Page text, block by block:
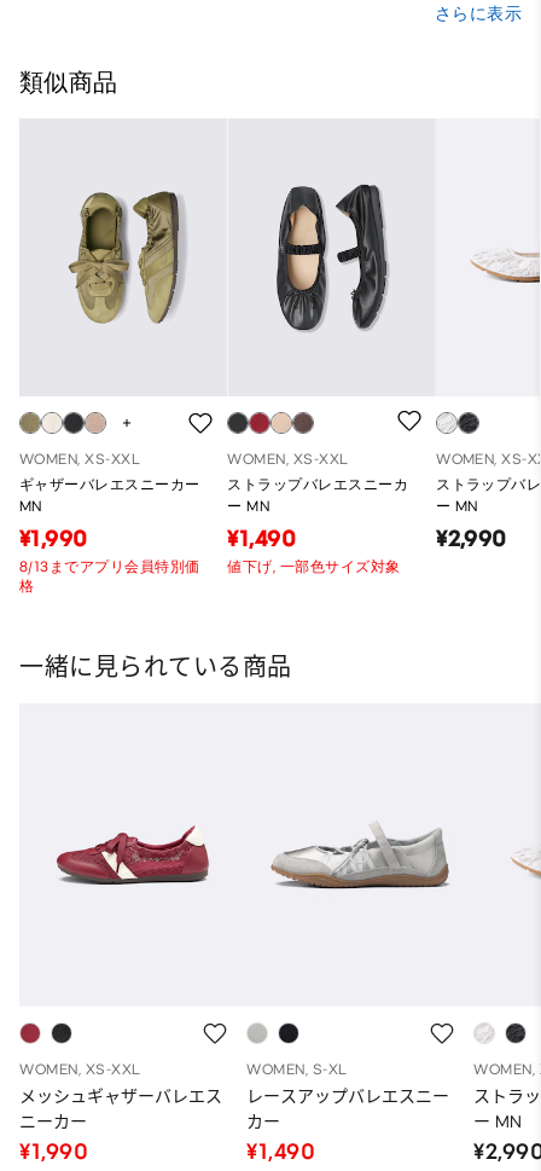
さらに表示
類似商品
WOMEN, XS-XXL
ギャザーバレエスニーカー
MN
¥1,990
8/13までアプリ会員特別価
格
WOMEN, XS-XXL
ストラップバレエスニーカ
ー MN
¥1,490
値下げ, 一部色サイズ対象
WOMEN, XS-
ストラップバ
ー MN
¥2,990
一緒に見られている商品
WOMEN, XS-XXL
メッシュギャザーバレエス
ニーカー
¥1,990
WOMEN, S-XL
レースアップバレエスニー
カー
¥1,490
WOMEN,
ストラ
ー MN